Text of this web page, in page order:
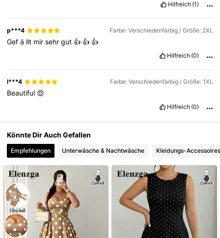
Hilfreich (1)
p***4 Farbe: Verschiedenfarbig / Größe: 2XL
Gefä llt mirsehrgut 👍 👍 👍
Hilfreich (0)
l***4 Farbe: Verschiedenfarbig / Größe: 1XL
Beautiful 😍
Hilfreich (0)
Könnte Dir Auch Gefallen
Empfehlungen Unterwäsche & Nachtwäsche Kleidungs-Accessoires